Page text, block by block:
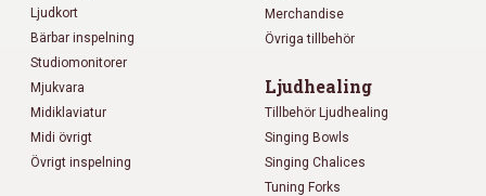
Ljudkort
Bärbar inspelning
Studiomonitorer
Mjukvara
Midiklaviatur
Midi övrigt
Övrigt inspelning
Merchandise
Övriga tillbehör
Ljudhealing
Tillbehör Ljudhealing
Singing Bowls
Singing Chalices
Tuning Forks